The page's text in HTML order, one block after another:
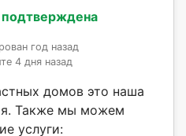
год назад
4 дня назад
домов это наша
Также мы можем
услуги: